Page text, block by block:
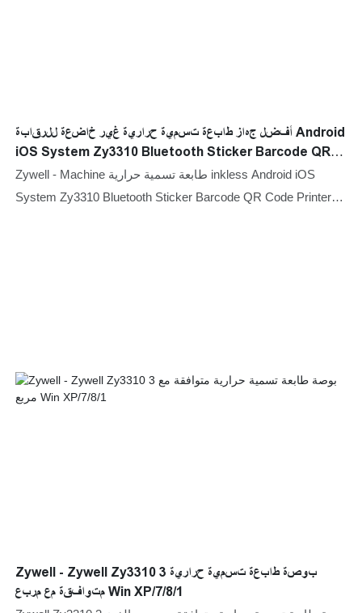
أفضل جهاز طابعة تسمية حرارية غير خاضعة للرقابة Android
iOS System Zy3310 Bluetooth Sticker Barcode QR
Code Printer USB+RS
Zywell - Machine طابعة تسمية حرارية inkless Android iOS
System Zy3310 Bluetooth Sticker Barcode QR Code Printer
Zywell - Zywell Zy3310 3 بوصة طابعة تسمية حرارية
متوافقة مع مربع Win XP/7/8/1